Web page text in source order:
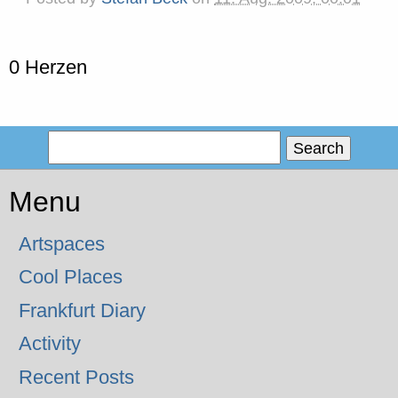
0 Herzen
Menu
Artspaces
Cool Places
Frankfurt Diary
Activity
Recent Posts